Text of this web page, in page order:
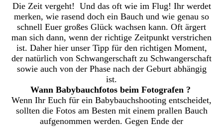
Die Zeit vergeht! Und das oft wie im Flug! Ihr werdet
merken, wie rasend doch ein Bauch und wie genau so
schnell Euer großes Glück wachsen kann. Oft ärgert
man sich dann, wenn der richtige Zeitpunkt verstrichen
ist. Daher hier unser Tipp für den richtigen Moment,
der natürlich von Schwangerschaft zu Schwangerschaft
sowie auch von der Phase nach der Geburt abhängig
ist.
Wann Babybauchfotos beim Fotografen ?
Wenn Ihr Euch für ein Babybauchshooting entscheidet,
sollten die Fotos am Besten mit einem prallen Bauch
aufgenommen werden. Gegen Ende der